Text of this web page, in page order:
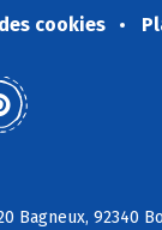
cookies
Bagneux, 92340